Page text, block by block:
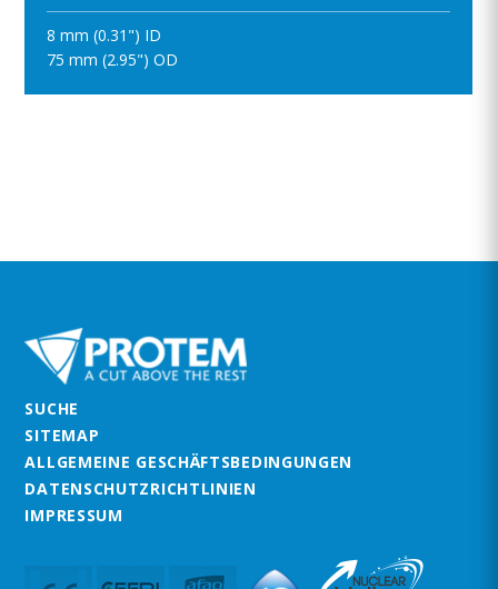
8 mm (0.31") ID
75 mm (2.95") OD
SUCHE
SITEMAP
ALLGEMEINE GESCHÄFTSBEDINGUNGEN
DATENSCHUTZRICHTLINIEN
IMPRESSUM